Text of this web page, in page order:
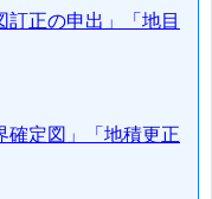
訂正の申出」「地目
確定図」「地積更正